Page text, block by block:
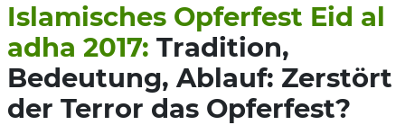
Islamisches Opferfest Eid al
adha 2017: Tradition,
Bedeutung, Ablauf: Zerstört
der Terror das Opferfest?